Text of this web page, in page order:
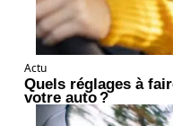
Actu
Quels réglages à
votre auto ?